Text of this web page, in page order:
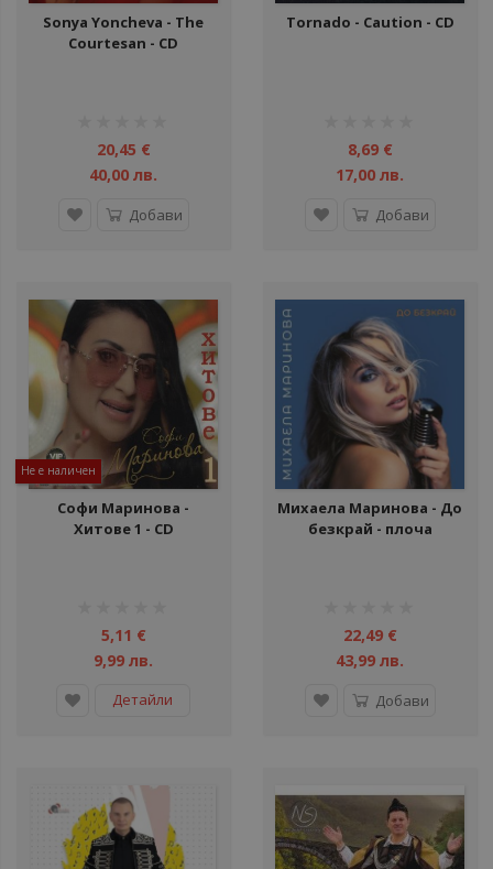
Sonya Yoncheva - The
Courtesan - CD
20,45 €
40,00 лв.
Добави
Tornado - Caution - CD
8,69 €
17,00 лв.
Добави
Не е наличен
Софи Маринова -
Хитове 1 - CD
5,11 €
9,99 лв.
Детайли
Михаела Маринова - До
безкрай - плоча
22,49 €
43,99 лв.
Добави